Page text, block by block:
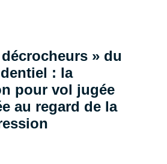
» du
: la
pour vol jugée
au regard de la